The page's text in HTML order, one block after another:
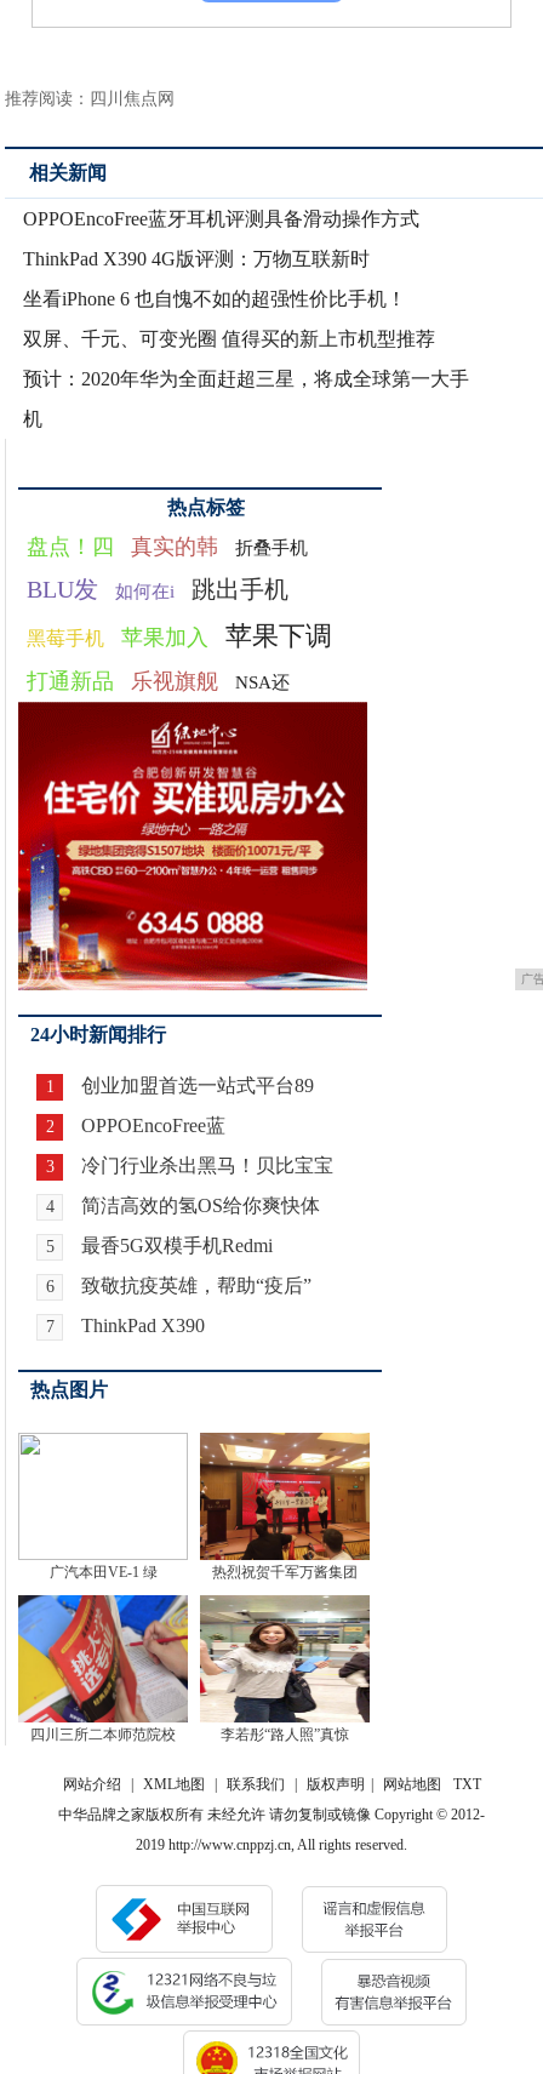
推荐阅读： 四川焦点网
相关新闻
OPPOEncoFree蓝牙耳机评测具备滑动操作方式
ThinkPad X390 4G版评测：万物互联新时
坐看iPhone 6 也自愧不如的超强性价比手机！
双屏、千元、可变光圈 值得买的新上市机型推荐
预计：2020年华为全面赶超三星，将成全球第一大手
机
热点标签
盘点！四 真实的韩 折叠手机
BLU发 如何在i 跳出手机
黑莓手机 苹果加入 苹果下调
打通新品 乐视旗舰 NSA还
广
24小时新闻排行
1 创业加盟首选一站式平台89
2 OPPOEncoFree蓝
3 冷门行业杀出黑马！贝比宝宝
4 简洁高效的氢OS给你爽快体
5 最香5G双模手机Redmi
6 致敬抗疫英雄，帮助“疫后”
7 ThinkPad X390
热点图片
广汽本田VE-1 绿 热烈祝贺千军万酱集团
四川三所二本师范院校 李若彤“路人照”真惊
网站介绍 XML地图 联系我们 版权声明 网站地图
TXT
中华品牌之家版权所有 未经允许 请勿复制或镜像 Copyright © 2012-
2019 http://www.cnppzj.cn, All rights reserved.